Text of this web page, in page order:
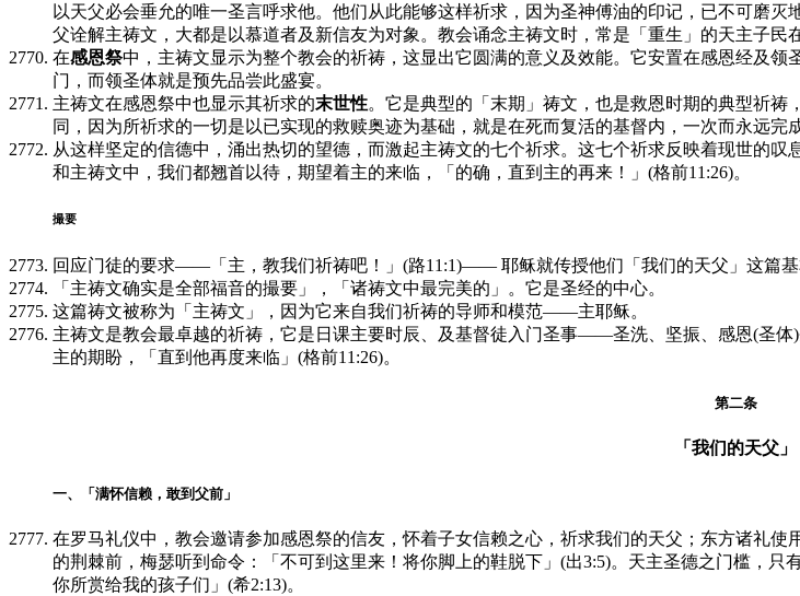
以天父必会垂允的唯一圣言呼求他。他们从此能够这样祈求，因为圣神傅油的印记，已不可磨
父诠解主祷文，大都是以慕道者及新信友为对象。教会诵念主祷文时，常是「重生」的天主子民
在感恩祭中，主祷文显示为整个教会的祈祷，这显出它圆满的意义及效能。它安置在感恩经及
门，而领圣体就是预先品尝此盛宴。
主祷文在感恩祭中也显示其祈求的末世性。它是典型的「末期」祷文，也是救恩时期的典型祈
同，因为所祈求的一切是以已实现的救赎奥迹为基础，就是在死而复活的基督内，一次而永远完
从这样坚定的信德中，涌出热切的望德，而激起主祷文的七个祈求。这七个祈求反映着现世的
和主祷文中，我们都翘首以待，期望着主的来临，「的确，直到主的再来！」(格前11:26)。
撮要
回应门徒的要求——「主，教我们祈祷吧！」(路11:1)—— 耶稣就传授他们「我们的天父」这篇基
「主祷文确实是全部福音的撮要」，「诸祷文中最完美的」。它是圣经的中心。
这篇祷文被称为「主祷文」，因为它来自我们祈祷的导师和模范——主耶稣。
主祷文是教会最卓越的祈祷，它是日课主要时辰、及基督徒入门圣事——圣洗、坚振、感恩(圣
主的期盼，「直到他再度来临」(格前11:26)。
第二条
「我们的天父」
一、「满怀信赖，敢到父前」
在罗马礼仪中，教会邀请参加感恩祭的信友，怀着子女信赖之心，祈求我们的天父；东方诸礼
的荆棘前，梅瑟听到命令：「不可到这里来！将你脚上的鞋脱下」(出3:5)。天主圣德之门槛，
你所赏给我的孩子们」(希2:13)。